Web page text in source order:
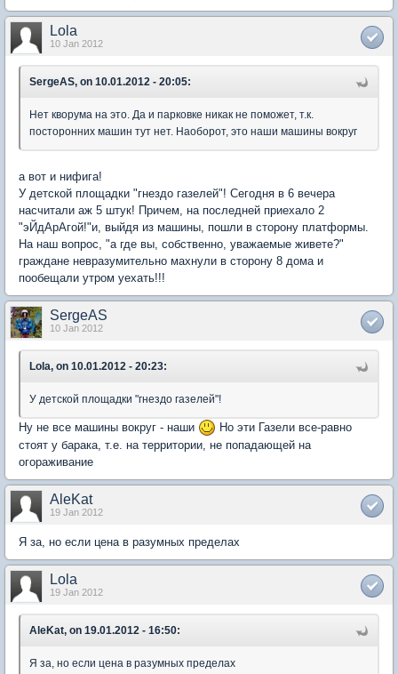
Lola
10 Jan 2012
SergeAS, on 10.01.2012 - 20:05:
Нет кворума на это. Да и парковке никак не поможет, т.к.
посторонних машин тут нет. Наоборот, это наши машины вокруг
а вот и нифига!
У детской площадки "гнездо газелей"! Сегодня в 6 вечера
насчитали аж 5 штук! Причем, на последней приехало 2
"эЙдАрАгой!"и, выйдя из машины, пошли в сторону платформы.
На наш вопрос, "а где вы, собственно, уважаемые живете?"
граждане невразумительно махнули в сторону 8 дома и
пообещали утром уехать!!!
SergeAS
10 Jan 2012
Lola, on 10.01.2012 - 20:23:
У детской площадки "гнездо газелей"!
Ну не все машины вокруг - наши
Но эти Газели все-равно
стоят у барака, т.е. на территории, не попадающей на
огораживание
AleKat
19 Jan 2012
Я за, но если цена в разумных пределах
Lola
19 Jan 2012
AleKat, on 19.01.2012 - 16:50:
Я за, но если цена в разумных пределах